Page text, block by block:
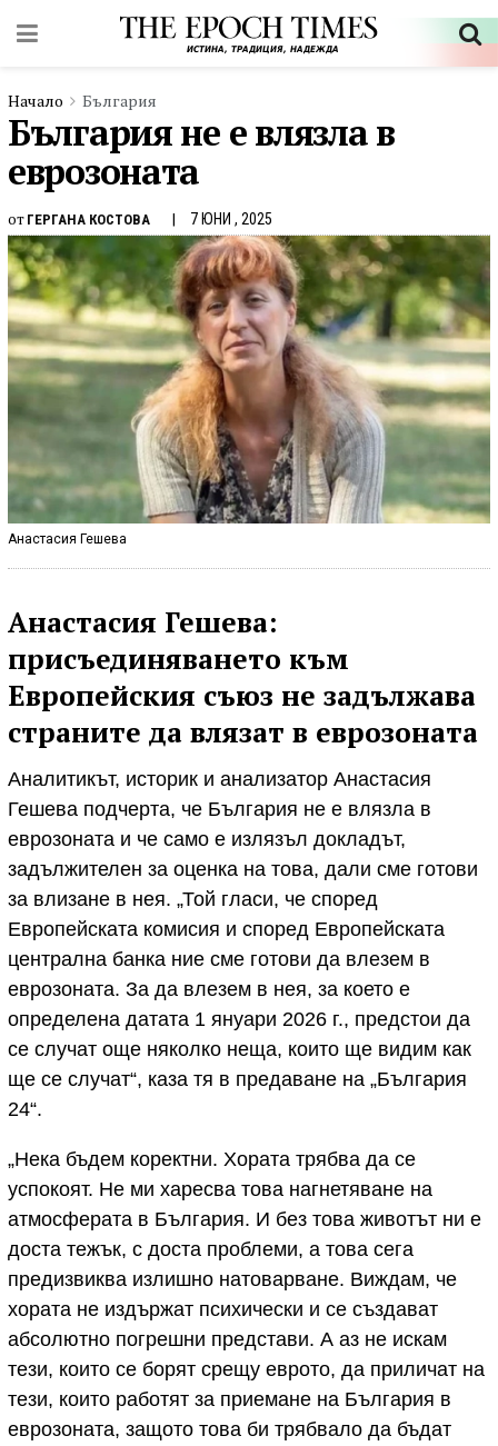
Начало България
България не е влязла в
еврозоната
от ГЕРГАНА КОСТОВА 7 ЮНИ , 2025
Анастасия Гешева
Анастасия Гешева:
присъединяването към
Европейския съюз не задължава
страните да влязат в еврозоната
Аналитикът, историк и анализатор Анастасия
Гешева подчерта, че България не е влязла в
еврозоната и че само е излязъл докладът,
задължителен за оценка на това, дали сме готови
за влизане в нея. „Той гласи, че според
Европейската комисия и според Европейската
централна банка ние сме готови да влезем в
еврозоната. За да влезем в нея, за което е
определена датата 1 януари 2026 г., предстои да
се случат още няколко неща, които ще видим как
ще се случат“, каза тя в предаване на „България
24“.
„Нека бъдем коректни. Хората трябва да се
успокоят. Не ми харесва това нагнетяване на
атмосферата в България. И без това животът ни е
доста тежък, с доста проблеми, а това сега
предизвиква излишно натоварване. Виждам, че
хората не издържат психически и се създават
абсолютно погрешни представи. А аз не искам
тези, които се борят срещу еврото, да приличат на
тези, които работят за приемане на България в
еврозоната, защото това би трябвало да бъдат